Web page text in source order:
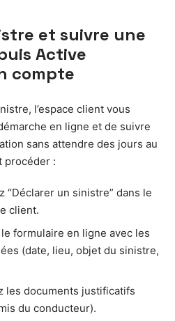
et suivre une
Active
compte
l’espace client vous
en ligne et de suivre
sans attendre des jours au
procéder :
“Déclarer un sinistre” dans le
client.
formulaire en ligne avec les
(date, lieu, objet du sinistre,
les documents justificatifs
du conducteur).